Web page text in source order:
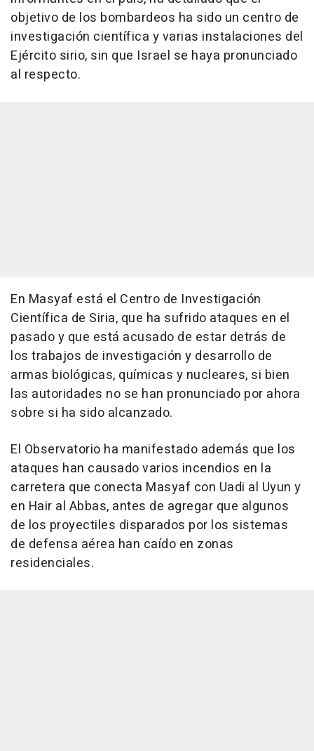
objetivo de los bombardeos ha sido un centro de
investigación científica y varias instalaciones del
Ejército sirio, sin que Israel se haya pronunciado
al respecto.
En Masyaf está el Centro de Investigación
Científica de Siria, que ha sufrido ataques en el
pasado y que está acusado de estar detrás de
los trabajos de investigación y desarrollo de
armas biológicas, químicas y nucleares, si bien
las autoridades no se han pronunciado por ahora
sobre si ha sido alcanzado.
El Observatorio ha manifestado además que los
ataques han causado varios incendios en la
carretera que conecta Masyaf con Uadi al Uyun y
en Hair al Abbas, antes de agregar que algunos
de los proyectiles disparados por los sistemas
de defensa aérea han caído en zonas
residenciales.